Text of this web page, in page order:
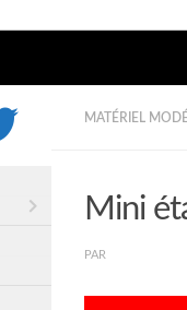
MATÉRIEL
Mini
PAR